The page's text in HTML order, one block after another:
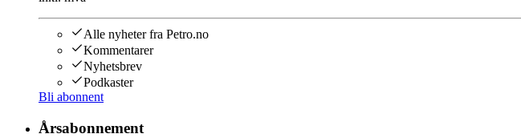
Alle nyheter fra Petro.no
Kommentarer
Nyhetsbrev
Podkaster
Bli abonnent
Årsabonnement